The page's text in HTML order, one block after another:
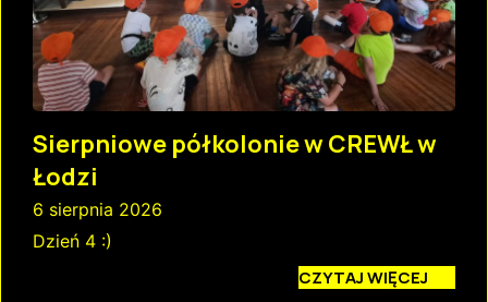
Sierpniowe półkolonie w CREWŁ w
Łodzi
6 sierpnia 2026
Dzień 4 :)
CZYTAJ WIĘCEJ